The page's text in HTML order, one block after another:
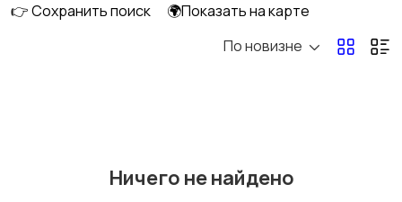
Нижнее белье
👉 Сохранить поиск
🌍Показать на карте
По новизне
Ничего не найдено